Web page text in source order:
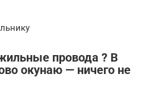
провода ? В
окунаю — ничего не